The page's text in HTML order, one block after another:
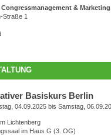
&
Straße 1
Basiskurs Berlin
04.09.2025 bis Samstag,
Lichtenberg
im Haus G (3. OG)